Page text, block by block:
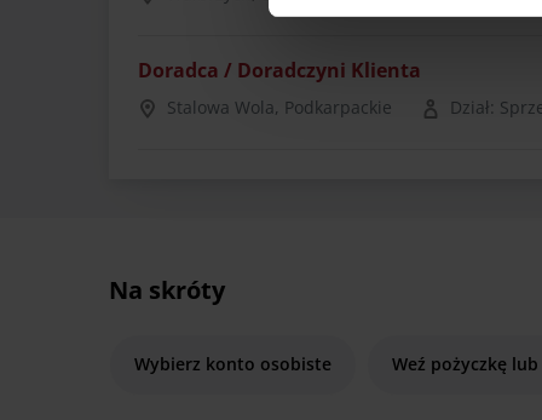
Doradca / Doradczyni Klienta
Stalowa Wola, Podkarpackie Dział:
Na skróty
Wybierz konto osobiste Weź pożyczkę